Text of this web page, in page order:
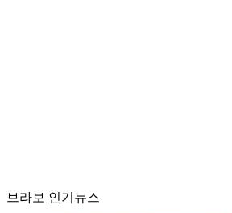
브라보 인기뉴스